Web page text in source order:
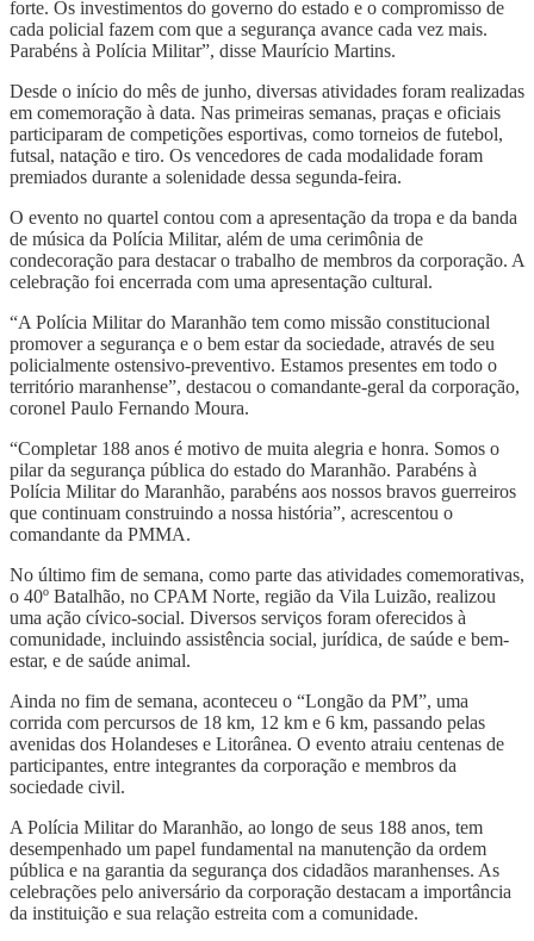
forte. Os investimentos do governo do estado e o compromisso de
cada policial fazem com que a segurança avance cada vez mais.
Parabéns à Polícia Militar”, disse Maurício Martins.
Desde o início do mês de junho, diversas atividades foram realizadas
em comemoração à data. Nas primeiras semanas, praças e oficiais
participaram de competições esportivas, como torneios de futebol,
futsal, natação e tiro. Os vencedores de cada modalidade foram
premiados durante a solenidade dessa segunda-feira.
O evento no quartel contou com a apresentação da tropa e da banda
de música da Polícia Militar, além de uma cerimônia de
condecoração para destacar o trabalho de membros da corporação. A
celebração foi encerrada com uma apresentação cultural.
“A Polícia Militar do Maranhão tem como missão constitucional
promover a segurança e o bem estar da sociedade, através de seu
policialmente ostensivo-preventivo. Estamos presentes em todo o
território maranhense”, destacou o comandante-geral da corporação,
coronel Paulo Fernando Moura.
“Completar 188 anos é motivo de muita alegria e honra. Somos o
pilar da segurança pública do estado do Maranhão. Parabéns à
Polícia Militar do Maranhão, parabéns aos nossos bravos guerreiros
que continuam construindo a nossa história”, acrescentou o
comandante da PMMA.
No último fim de semana, como parte das atividades comemorativas,
o 40º Batalhão, no CPAM Norte, região da Vila Luizão, realizou
uma ação cívico-social. Diversos serviços foram oferecidos à
comunidade, incluindo assistência social, jurídica, de saúde e bem-
estar, e de saúde animal.
Ainda no fim de semana, aconteceu o “Longão da PM”, uma
corrida com percursos de 18 km, 12 km e 6 km, passando pelas
avenidas dos Holandeses e Litorânea. O evento atraiu centenas de
participantes, entre integrantes da corporação e membros da
sociedade civil.
A Polícia Militar do Maranhão, ao longo de seus 188 anos, tem
desempenhado um papel fundamental na manutenção da ordem
pública e na garantia da segurança dos cidadãos maranhenses. As
celebrações pelo aniversário da corporação destacam a importância
da instituição e sua relação estreita com a comunidade.